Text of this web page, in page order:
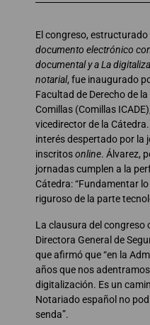
El congreso,
documento electrónico
documental y a La
notarial, fue inaugurado
Facultad de Derecho de
Comillas (Comillas
vicedirector de la
interés despertado por la
inscritosonline. Álvarez,
jornadas cumplen a la
Cátedra: “Fundamentar
riguroso de la parte
La clausura del congreso
Directora General de
que afirmó que “en la
años que nos
digitalización. Es un
Notariado español no
senda”.